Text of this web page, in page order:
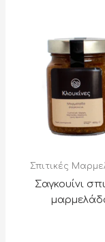
Σπιτικές
Σαγκουίνι